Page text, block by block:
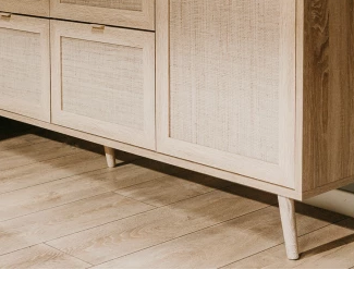
STOLOVANIE A VARENIE
Jedálenský servis
Panvice
Zobrazit vše
Kúpeľňové zostavy
Jedálenské zostavy